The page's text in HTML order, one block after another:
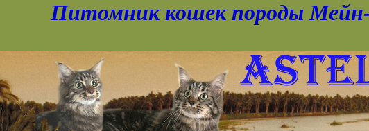
Питомник кошек породы Мейн-